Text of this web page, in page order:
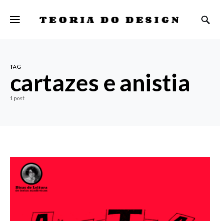
TEORIA DO DESIGN
TAG
cartazes e anistia
1 post